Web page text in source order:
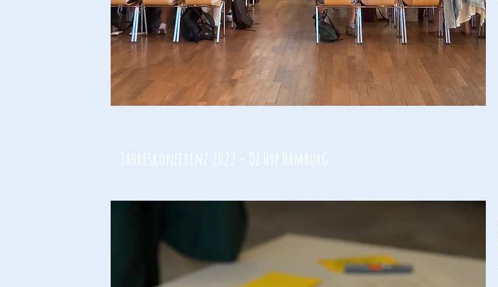
Jahreskonferenz 2022 - DZ Hyp Hamburg